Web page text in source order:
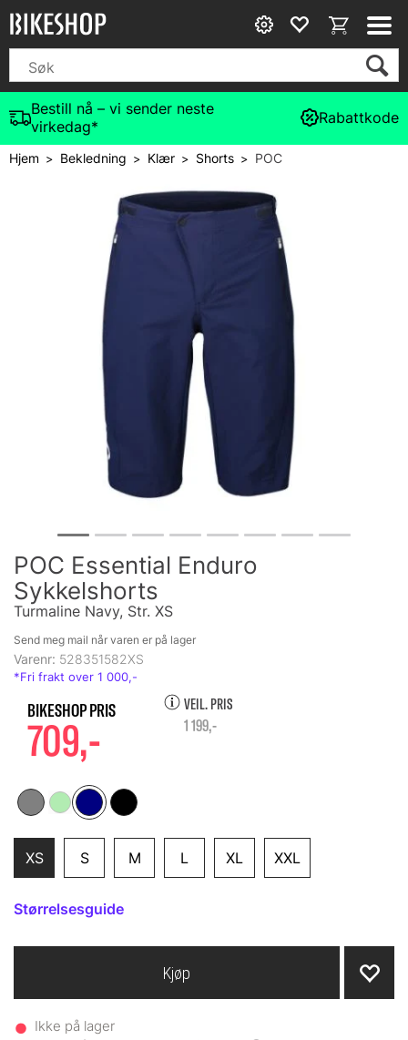
Bestill nå – vi sender neste
virkedag*
Rabattkode
Hjem> Bekledning > Klær> Shorts> POC
POC Essential Enduro
Sykkelshorts
Turmaline Navy, Str. XS
Varenr: 528351582XS
709,-
VEIL. PRIS
1 199,-
XS S M L XL XXL
Størrelsesguide
Ikke på lager
Kjøp
Send meg mail når varen er på lager